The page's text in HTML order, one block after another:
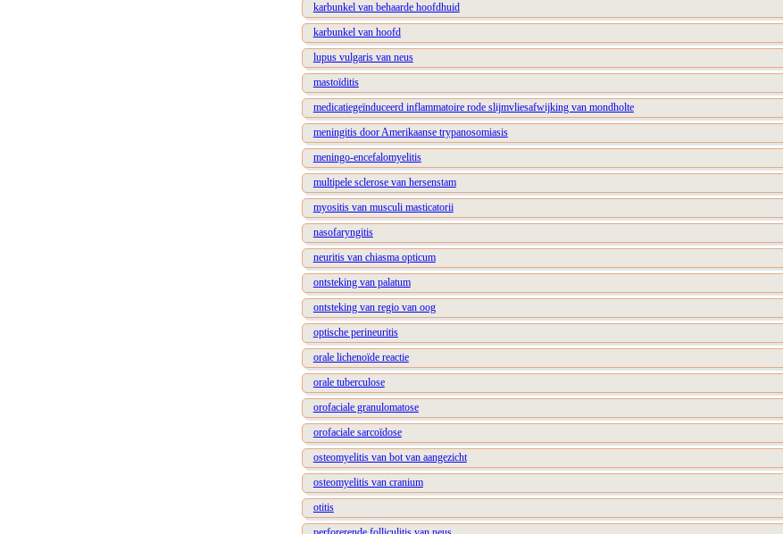
karbunkel van behaarde hoofdhuid
karbunkel van hoofd
lupus vulgaris van neus
mastoïditis
medicatiegeïnduceerd inflammatoire rode slijmvliesafwijking van mondholte
meningitis door Amerikaanse trypanosomiasis
meningo-encefalomyelitis
multipele sclerose van hersenstam
myositis van musculi masticatorii
nasofaryngitis
neuritis van chiasma opticum
ontsteking van palatum
ontsteking van regio van oog
optische perineuritis
orale lichenoïde reactie
orale tuberculose
orofaciale granulomatose
orofaciale sarcoïdose
osteomyelitis van bot van aangezicht
osteomyelitis van cranium
otitis